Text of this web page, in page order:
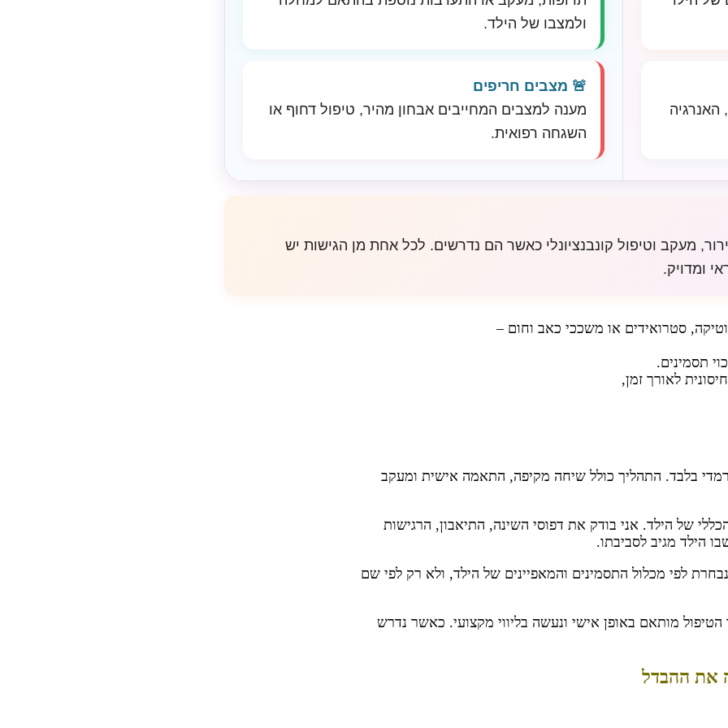
האנרגיה
ולמצבו של הילד.
🚨 מצבים חריפים
מענה למצבים המחייבים אבחון מהיר, טיפול דחוף או
השגחה רפואית.
מעקב וטיפול קונבנציונלי כאשר הם נדרשים. לכל אחת מן הגישות יש
ומדויק.
סטרואידים או משככי כאב וחום –
תסמינים.
לאורך זמן,
בלבד. התהליך כולל שיחה מקיפה, התאמה אישית ומעקב
של הילד. אני בודק את דפוסי השינה, התיאבון, הרגישות
הילד מגיב לסביבתו.
לפי מכלול התסמינים והמאפיינים של הילד, ולא רק לפי שם
מותאם באופן אישי ונעשה בליווי מקצועי. כאשר נדרש
את ההבדל